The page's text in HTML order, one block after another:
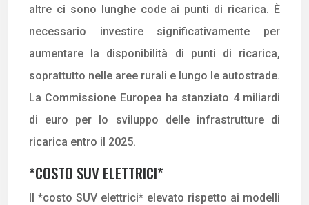
altre ci sono lunghe code ai punti di ricarica. È
necessario investire significativamente per
aumentare la disponibilità di punti di ricarica,
soprattutto nelle aree rurali e lungo le autostrade.
La Commissione Europea ha stanziato 4 miliardi
di euro per lo sviluppo delle infrastrutture di
ricarica entro il 2025.
*COSTO SUV ELETTRICI*
Il *costo SUV elettrici* elevato rispetto ai modelli